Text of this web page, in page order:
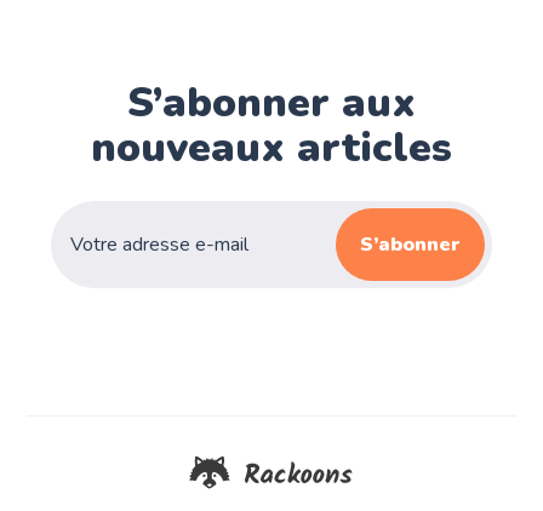
S’abonner aux
nouveaux articles
S’abonner